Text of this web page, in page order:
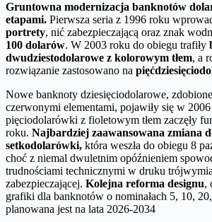
Gruntowna modernizacja banknotów
etapami. Pierwsza seria z 1996 roku
portrety, nić zabezpieczającą oraz znak
100 dolarów. W 2003 roku do obiegu trafiły
dwudziestodolarowe z kolorowym tłem, a
rozwiązanie zastosowano na
Nowe banknoty dziesięciodolarowe,
czerwonymi elementami, pojawiły się w
pięciodolarówki z fioletowym tłem zaczęły
roku. Najbardziej zaawansowana zmiana
setkodolarówki, która weszła do obiegu 8
choć z niemal dwuletnim opóźnieniem
trudnościami technicznymi w druku
zabezpieczającej. Kolejna reforma designu,
grafiki dla banknotów o nominałach 5, 10,
planowana jest na lata 2026-2034